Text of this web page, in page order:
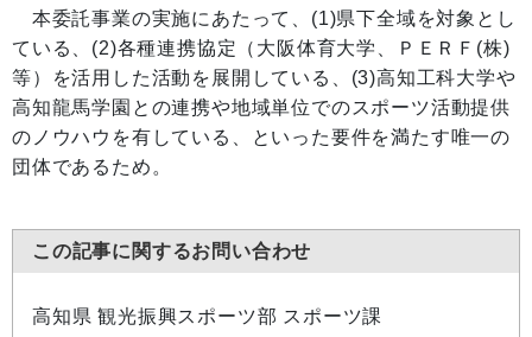
本委託事業の実施にあたって、(1)県下全域を対象とし
ている、(2)各種連携協定（大阪体育大学、ＰＥＲＦ(株)
等）を活用した活動を展開している、(3)高知工科大学や
高知龍馬学園との連携や地域単位でのスポーツ活動提供
のノウハウを有している、といった要件を満たす唯一の
団体であるため。
この記事に関するお問い合わせ
高知県 観光振興スポーツ部 スポーツ課